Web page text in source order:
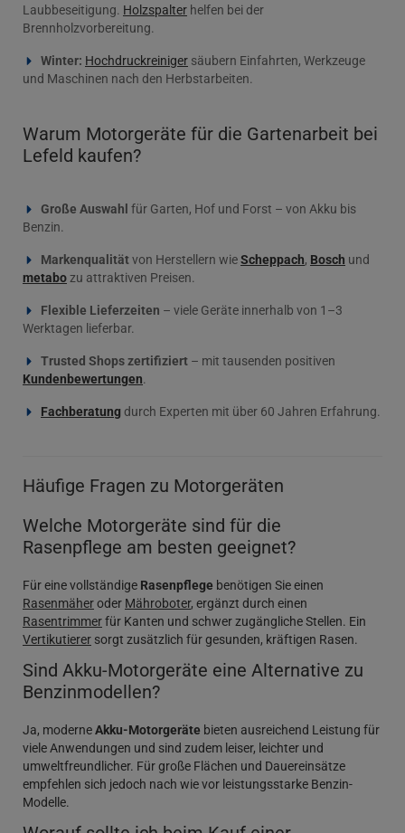
Laubbeseitigung. Holzspalter helfen bei der
Brennholzvorbereitung.
Winter: Hochdruckreiniger säubern Einfahrten, Werkzeuge
und Maschinen nach den Herbstarbeiten.
Warum Motorgeräte für die Gartenarbeit bei
Lefeld kaufen?
Große Auswahl für Garten, Hof und Forst – von Akku bis
Benzin.
Markenqualitätvon Herstellern wieScheppach, Bosch und
metabozu attraktiven Preisen.
Flexible Lieferzeiten – viele Geräte innerhalb von 1–3
Werktagen lieferbar.
Trusted Shops zertifiziert – mit tausenden positiven
Kundenbewertungen.
Fachberatung durch Experten mit über 60 Jahren Erfahrung.
Häufige Fragen zu Motorgeräten
Welche Motorgeräte sind für die
Rasenpflege am besten geeignet?
Für eine vollständige Rasenpflege benötigen Sie einen
Rasenmäheroder Mähroboter, ergänzt durch einen
Rasentrimmerfür Kanten und schwer zugängliche Stellen. Ein
Vertikutierer sorgt zusätzlich für gesunden, kräftigen Rasen.
Sind Akku-Motorgeräte eine Alternative zu
Benzinmodellen?
Ja, moderneAkku-Motorgeräte bieten ausreichend Leistung für
viele Anwendungen und sind zudem leiser, leichter und
umweltfreundlicher. Für große Flächen und Dauereinsätze
empfehlen sich jedoch nach wie vor leistungsstarke Benzin-
Modelle.